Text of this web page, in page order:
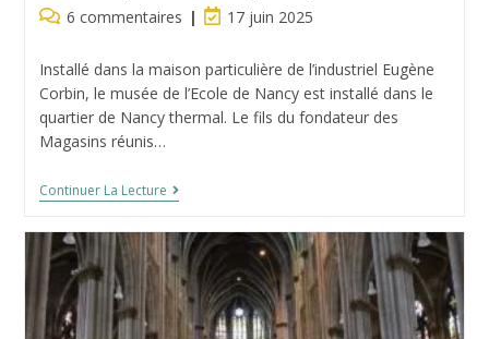
Commentaires
la
publication :
6 commentaires
Dernière
la
publication :
17 juin 2025
Installé dans la maison particulière de l’industriel Eugène
Corbin, le musée de l’Ecole de Nancy est installé dans le
quartier de Nancy thermal. Le fils du fondateur des
Magasins réunis…
Continuer La LectureLe
Musée
L’Ecole
De
Nancy